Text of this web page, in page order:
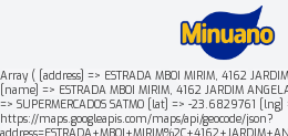
Array ( [address] => ESTRADA MBOI MIRIM, 4162
[name] => ESTRADA MBOI MIRIM, 4162 JARDIM
=> SUPERMERCADOS SATMO [lat] => -23.6829761
https://maps.googleapis.com/maps/api/geocode/json?
Mais buscados: Produtos